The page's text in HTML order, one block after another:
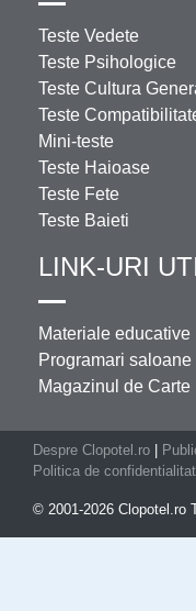
Teste Vedete
Teste Psihologice
Teste Cultura
Teste
Mini-teste
Teste Haioase
Teste Fete
Teste Baieti
LINK-URI
Materiale educative
Programari saloane
Magazinul de Carte
Despre Clopotel.ro |
Politica de
© 2001-2026 Clopotel.ro